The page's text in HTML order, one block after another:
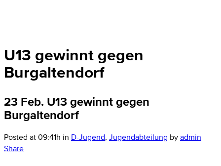
U13 gewinnt gegen
Burgaltendorf
23 Feb. U13 gewinnt gegen
Burgaltendorf
Posted at 09:41h in D-Jugend, Jugendabteilung byadmin
Share